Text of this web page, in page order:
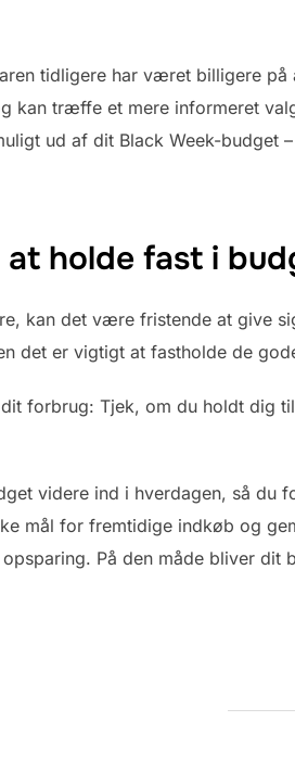
tidligere har været billigere
kan træffe et mere informeret
ud af dit Black Week-
at holde fast i
kan det være fristende at give
det er vigtigt at fastholde de
forbrug: Tjek, om du holdt dig
videre ind i hverdagen, så du
mål for fremtidige indkøb og
På den måde bliver